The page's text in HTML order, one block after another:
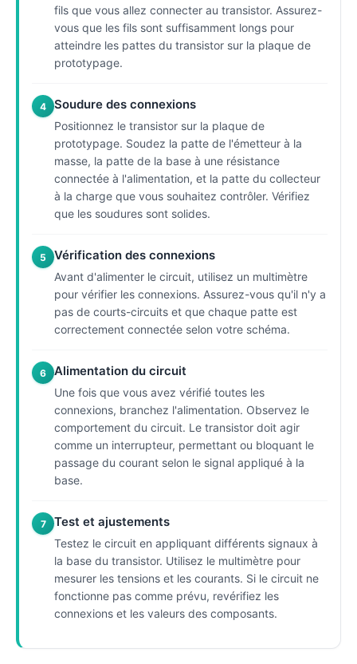
fils que vous allez connecter au transistor. Assurez-
vous que les fils sont suffisamment longs pour
atteindre les pattes du transistor sur la plaque de
prototypage.
4 Soudure des connexions
Positionnez le transistor sur la plaque de
prototypage. Soudez la patte de l'émetteur à la
masse, la patte de la base à une résistance
connectée à l'alimentation, et la patte du collecteur
à la charge que vous souhaitez contrôler. Vérifiez
que les soudures sont solides.
5 Vérification des connexions
Avant d'alimenter le circuit, utilisez un multimètre
pour vérifier les connexions. Assurez-vous qu'il n'y a
pas de courts-circuits et que chaque patte est
correctement connectée selon votre schéma.
6 Alimentation du circuit
Une fois que vous avez vérifié toutes les
connexions, branchez l'alimentation. Observez le
comportement du circuit. Le transistor doit agir
comme un interrupteur, permettant ou bloquant le
passage du courant selon le signal appliqué à la
base.
7 Test et ajustements
Testez le circuit en appliquant différents signaux à
la base du transistor. Utilisez le multimètre pour
mesurer les tensions et les courants. Si le circuit ne
fonctionne pas comme prévu, revérifiez les
connexions et les valeurs des composants.